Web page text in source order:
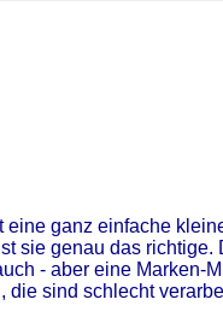
eine ganz einfache
sie genau das richtige.
- aber eine Marken-
sind schlecht